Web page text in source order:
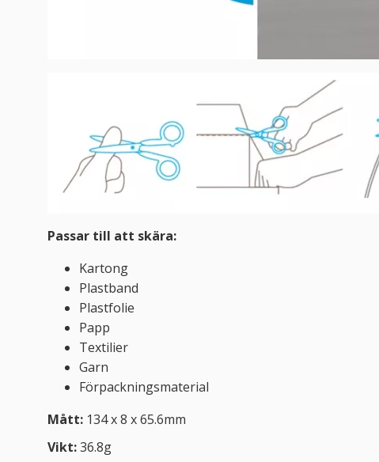
Passar till att skära:
Kartong
Plastband
Plastfolie
Papp
Textilier
Garn
Förpackningsmaterial
Mått: 134 x 8 x 65.6mm
Vikt:36.8g